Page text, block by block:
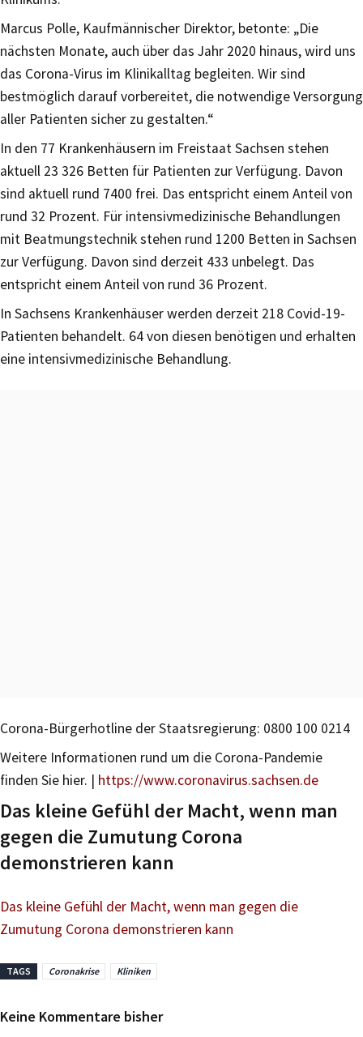
Marcus Polle, Kaufmännischer Direktor, betonte: „Die
nächsten Monate, auch über das Jahr 2020 hinaus, wird uns
das Corona-Virus im Klinikalltag begleiten. Wir sind
bestmöglich darauf vorbereitet, die notwendige Versorgung
aller Patienten sicher zu gestalten.“
In den 77 Krankenhäusern im Freistaat Sachsen stehen
aktuell 23 326 Betten für Patienten zur Verfügung. Davon
sind aktuell rund 7400 frei. Das entspricht einem Anteil von
rund 32 Prozent. Für intensivmedizinische Behandlungen
mit Beatmungstechnik stehen rund 1200 Betten in Sachsen
zur Verfügung. Davon sind derzeit 433 unbelegt. Das
entspricht einem Anteil von rund 36 Prozent.
In Sachsens Krankenhäuser werden derzeit 218 Covid-19-
Patienten behandelt. 64 von diesen benötigen und erhalten
eine intensivmedizinische Behandlung.
Corona-Bürgerhotline der Staatsregierung: 0800 100 0214
Weitere Informationen rund um die Corona-Pandemie
finden Sie hier. | https://www.coronavirus.sachsen.de
Das kleine Gefühl der Macht, wenn man
gegen die Zumutung Corona
demonstrieren kann
Das kleine Gefühl der Macht, wenn man gegen die
Zumutung Corona demonstrieren kann
TAGS Coronakrise Kliniken
Keine Kommentare bisher